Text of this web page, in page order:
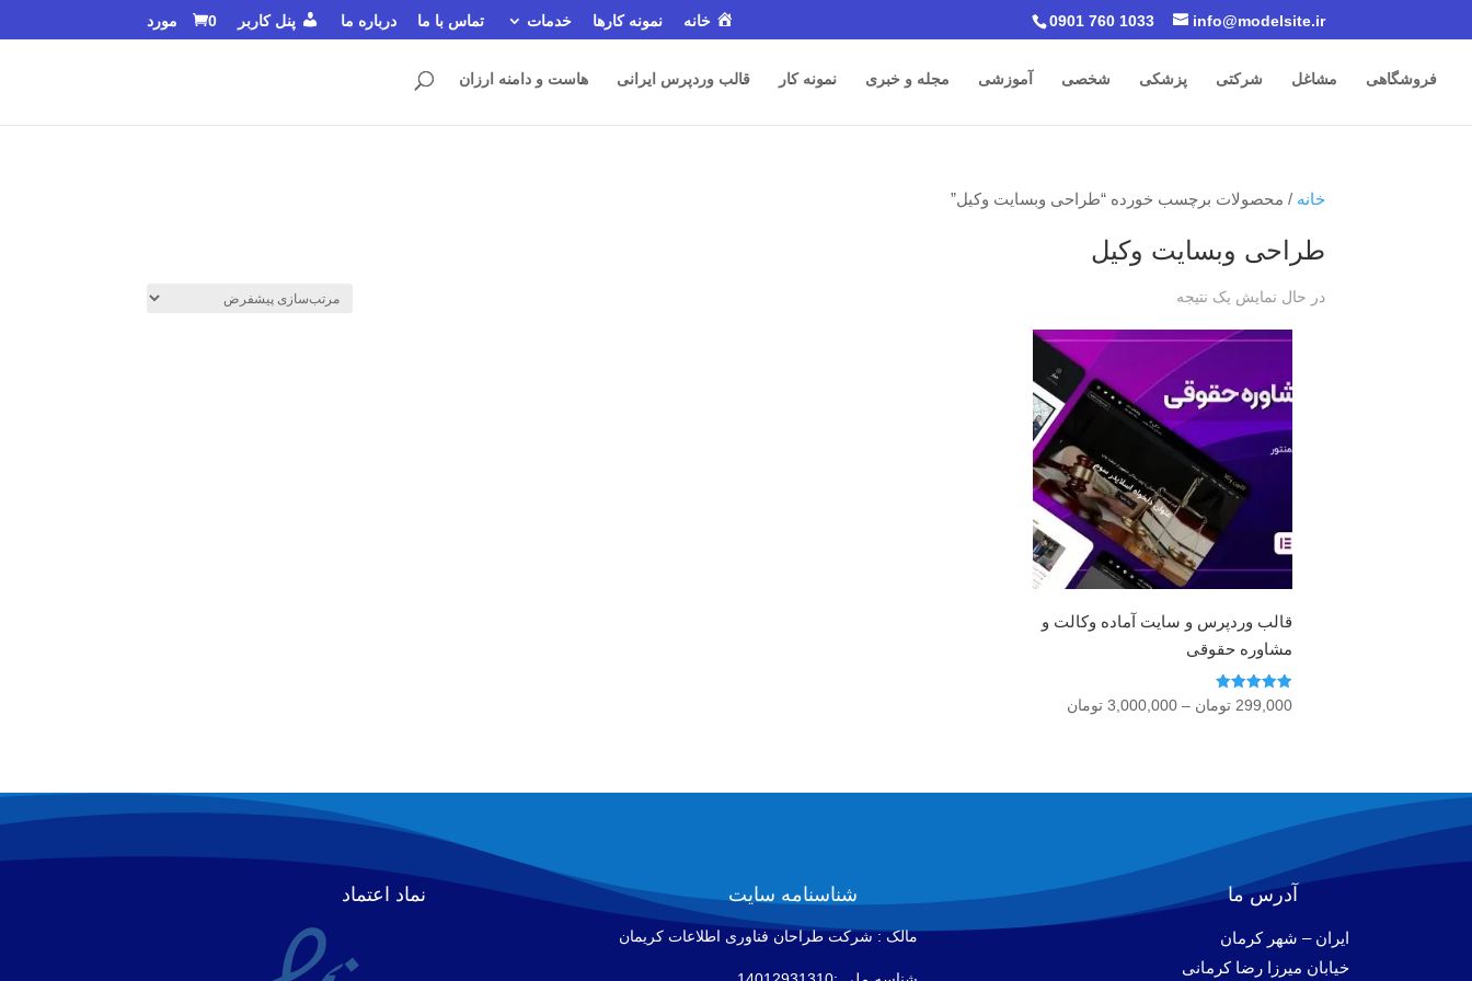
0901 760 1033 info@modelsite.ir خانه نمونه کارها خدمات تماس با ما درباره ما پنل کاربر 0 مورد
فروشگاهی مشاغل شرکتی پزشکی شخصی آموزشی مجله و خبری نمونه کار قالب وردپرس ایرانی هاست و دامنه ارزان
خانه / محصولات برچسب خورده “طراحی وبسایت وکیل”
طراحی وبسایت وکیل
در حال نمایش یک نتیجه
قالب وردپرس و سایت آماده وکالت و
مشاوره حقوقی
امتیاز
5.00
299,000 تومان –
3,000,000 تومان
نماد اعتماد شناسنامه سایت
مالک : شرکت طراحان فناوری اطلاعات كريمان
آدرس ما
ایران – شهر کرمان
خیابان میرزا رضا کرمانی